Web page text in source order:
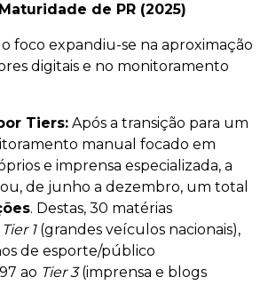
de PR (2025)
foco expandiu-se na aproximação
digitais e no monitoramento
Tiers: Após a transição para um
manual focado em
e imprensa especializada, a
de junho a dezembro, um total
. Destas, 30 matérias
Tier 1(grandes veículos nacionais),
de esporte/público
ao Tier 3(imprensa e blogs